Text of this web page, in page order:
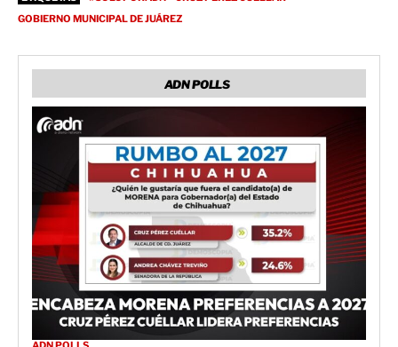
GOBIERNO MUNICIPAL DE JUÁREZ
ADN POLLS